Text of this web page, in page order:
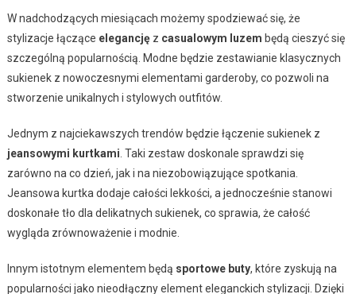
W nadchodzących miesiącach możemy spodziewać się, że
stylizacje łączące elegancjęz casualowym luzem będą cieszyć się
szczególną popularnością. Modne będzie zestawianie klasycznych
sukienek z nowoczesnymi elementami garderoby, co pozwoli na
stworzenie unikalnych i stylowych outfitów.
Jednym z najciekawszych trendów będzie łączenie sukienek z
jeansowymi kurtkami . Taki zestaw doskonale sprawdzi się
zarówno na co dzień, jak i na niezobowiązujące spotkania.
Jeansowa kurtka dodaje całości lekkości, a jednocześnie stanowi
doskonałe tło dla delikatnych sukienek, co sprawia, że całość
wygląda zrównoważenie i modnie.
Innym istotnym elementem będą sportowe buty, które zyskują na
popularności jako nieodłączny element eleganckich stylizacji. Dzięki